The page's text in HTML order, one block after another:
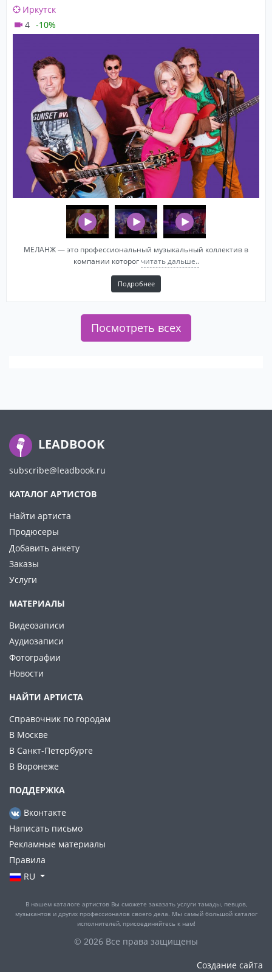
Иркутск
4 -10%
МЕЛАНЖ — это профессиональный музыкальный коллектив в
компании которог читать дальше..
Подробнее
Посмотреть всех
LEADBOOK
subscribe@leadbook.ru
КАТАЛОГ АРТИСТОВ
Найти артиста
Продюсеры
Добавить анкету
Заказы
Услуги
МАТЕРИАЛЫ
Видеозаписи
Аудиозаписи
Фотографии
Новости
НАЙТИ АРТИСТА
Справочник по городам
В Москве
В Санкт-Петербурге
В Воронеже
ПОДДЕРЖКА
Вконтакте
Написать письмо
Рекламные материалы
Правила
RU
В нашем каталоге артистов Вы сможете заказать услуги тамады, певцов,
музыкантов и других профессионалов своего дела. Мы самый большой каталог
исполнителей, присоединяйтесь к нам!
© 2026 Все права защищены
Создание сайта